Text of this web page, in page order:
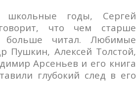
школьные годы, Сергей
что чем старше
больше читал. Любимые
Пушкин, Алексей Толстой,
Арсеньев и его книга
глубокий след в его